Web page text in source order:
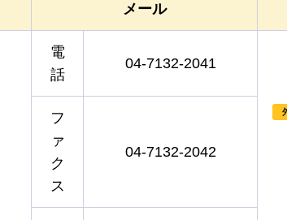
メール
電
話
04-7132-2041
フ
ァ
ク
ス
04-7132-2042